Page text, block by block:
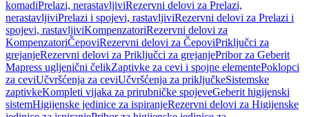
komadiPrelazi, nerastavljiviRezervni delovi za Prelazi,
nerastavljiviPrelazi i spojevi, rastavljiviRezervni delovi za Prelazi i
spojevi, rastavljiviKompenzatoriRezervni delovi za
KompenzatoriČepoviRezervni delovi za ČepoviPriključci za
grejanjeRezervni delovi za Priključci za grejanjePribor za Geberit
Mapress ugljenični čelikZaptivke za cevi i spojne elementePoklopci
za ceviUčvršćenja za ceviUčvršćenja za priključkeSistemske
zaptivkeKompleti vijaka za prirubničke spojeveGeberit higijenski
sistemHigijenske jedinice za ispiranjeRezervni delovi za Higijenske